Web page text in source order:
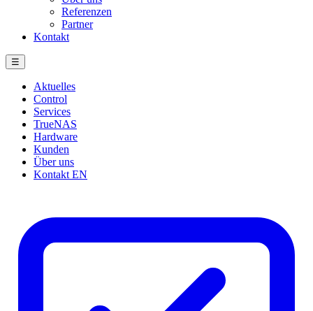
Referenzen
Partner
Kontakt
☰
Aktuelles
Control
Services
TrueNAS
Hardware
Kunden
Über uns
Kontakt EN